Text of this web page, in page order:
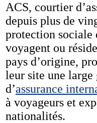
ACS, courtier
depuis plus de
protection sociale
voyagent ou
pays d’origine,
leur site une large
d’assurance
à voyageurs et
nationalités.